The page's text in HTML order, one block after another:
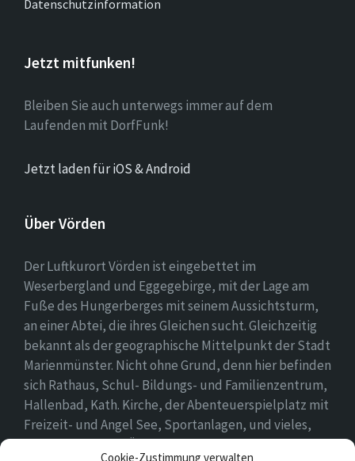
Cookie-Zustimmung verwalten
Datenschutzinformation
Jetzt mitfunken!
Bleiben Sie auch unterwegs immer auf dem
Laufenden mit DorfFunk!
Jetzt laden für iOS & Android
Über Vörden
Der Luftkurort Vörden ist eingebettet im
Weserbergland und Eggegebirge, mit der Lage am
Fuße des Hungerberges mit seinem Aussichtsturm,
an einer Abtei, die ihres Gleichen sucht. Gleichzeitig
bekannt als der geographische Mittelpunkt der Stadt
Marienmünster. Nicht ohne Grund, denn hier befinden
sich Rathaus, Schul- Bildungs- und Familienzentrum,
Hallenbad, Kath. Kirche, der Abenteuerspielplatz mit
Freizeit- und Angel See, Sportanlagen, und vieles,
vieles mehr. Einen Überblick findet ihr hier auf